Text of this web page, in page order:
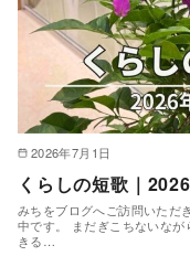
2026年7月1日
くらしの短歌｜
みちをブログへご訪問いただ
中です。 まだぎこちないな
きる…